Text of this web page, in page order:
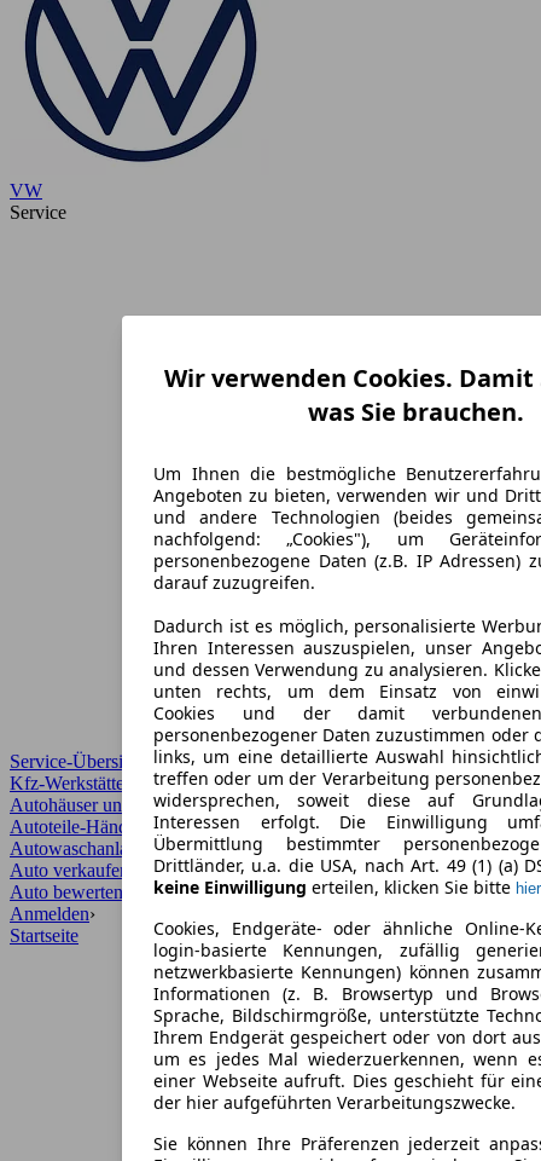
Wir verwenden Cookies.
was Sie brauchen.
Um Ihnen die bestmögliche
Angeboten zu bieten, verwenden wir und
und andere Technologien (beides
nachfolgend: „Cookies"), um
personenbezogene Daten (z.B. IP Adressen)
darauf zuzugreifen.
Dadurch ist es möglich, personalisierte
Ihren Interessen auszuspielen, unser
und dessen Verwendung zu analysieren.
unten rechts, um dem Einsatz von
Cookies und der damit
personenbezogener Daten zuzustimmen oder
links, um eine detaillierte Auswahl
treffen oder um der Verarbeitung
widersprechen, soweit diese auf
Interessen erfolgt. Die Einwilligung
Übermittlung bestimmter
Drittländer, u.a. die USA, nach Art. 49 (1) (a)
keine Einwilligung erteilen, klicken Sie bitte hier
Cookies, Endgeräte- oder ähnliche Online-
login-basierte Kennungen, zufällig
netzwerkbasierte Kennungen) können
Informationen (z. B. Browsertyp und
Sprache, Bildschirmgröße, unterstützte
Ihrem Endgerät gespeichert oder von dort
um es jedes Mal wiederzuerkennen, wenn
einer Webseite aufruft. Dies geschieht für
der hier aufgeführten Verarbeitungszwecke.
Sie können Ihre Präferenzen jederzeit
VW
Service
Service-Übersicht
Kfz-Werkstätten
Autohäuser und Händler
Autoteile-Händler
Autowaschanlagen
Auto verkaufen
Auto bewerten
Anmelden›
Startseite